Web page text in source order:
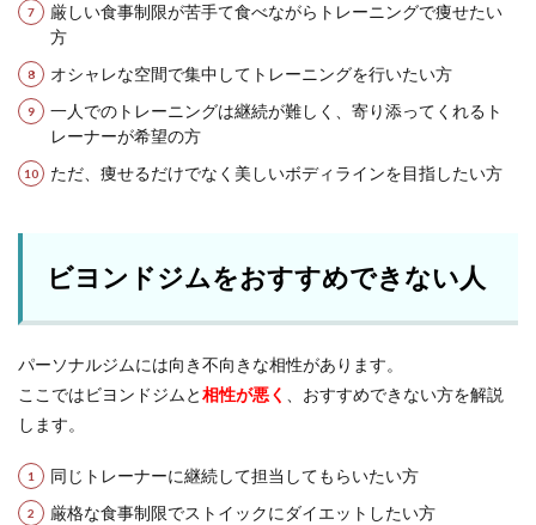
厳しい食事制限が苦手て食べながらトレーニングで痩せたい
方
オシャレな空間で集中してトレーニングを行いたい方
一人でのトレーニングは継続が難しく、寄り添ってくれるト
レーナーが希望の方
ただ、痩せるだけでなく美しいボディラインを目指したい方
ビヨンドジムをおすすめできない人
パーソナルジムには向き不向きな相性があります。
ここではビヨンドジムと相性が悪く
、おすすめできない方を解説
します。
同じトレーナーに継続して担当してもらいたい方
厳格な食事制限でストイックにダイエットしたい方